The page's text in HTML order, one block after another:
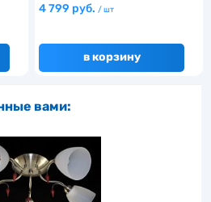
4 799 руб. / шт
в корзину
вами: